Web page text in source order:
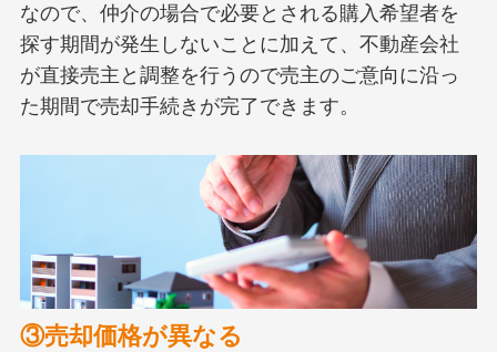
なので、仲介の場合で必要とされる購入希望者を
探す期間が発生しないことに加えて、不動産会社
が直接売主と調整を行うので売主のご意向に沿っ
た期間で売却手続きが完了できます。
③売却価格が異なる